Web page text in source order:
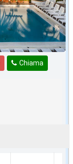
Chiama